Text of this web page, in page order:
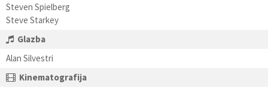
Steven Spielberg
Steve Starkey
Glazba
Alan Silvestri
Kinematografija